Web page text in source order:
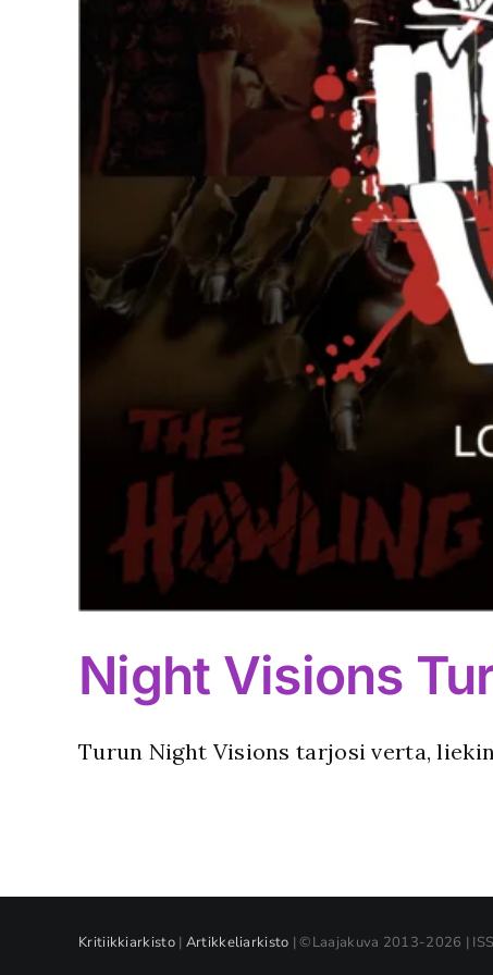
Night Visions
Turun Night Visions tarjosi verta,
Kritiikkiarkisto| Artikkeliarkisto | ©Laajakuva 2013-2026 |